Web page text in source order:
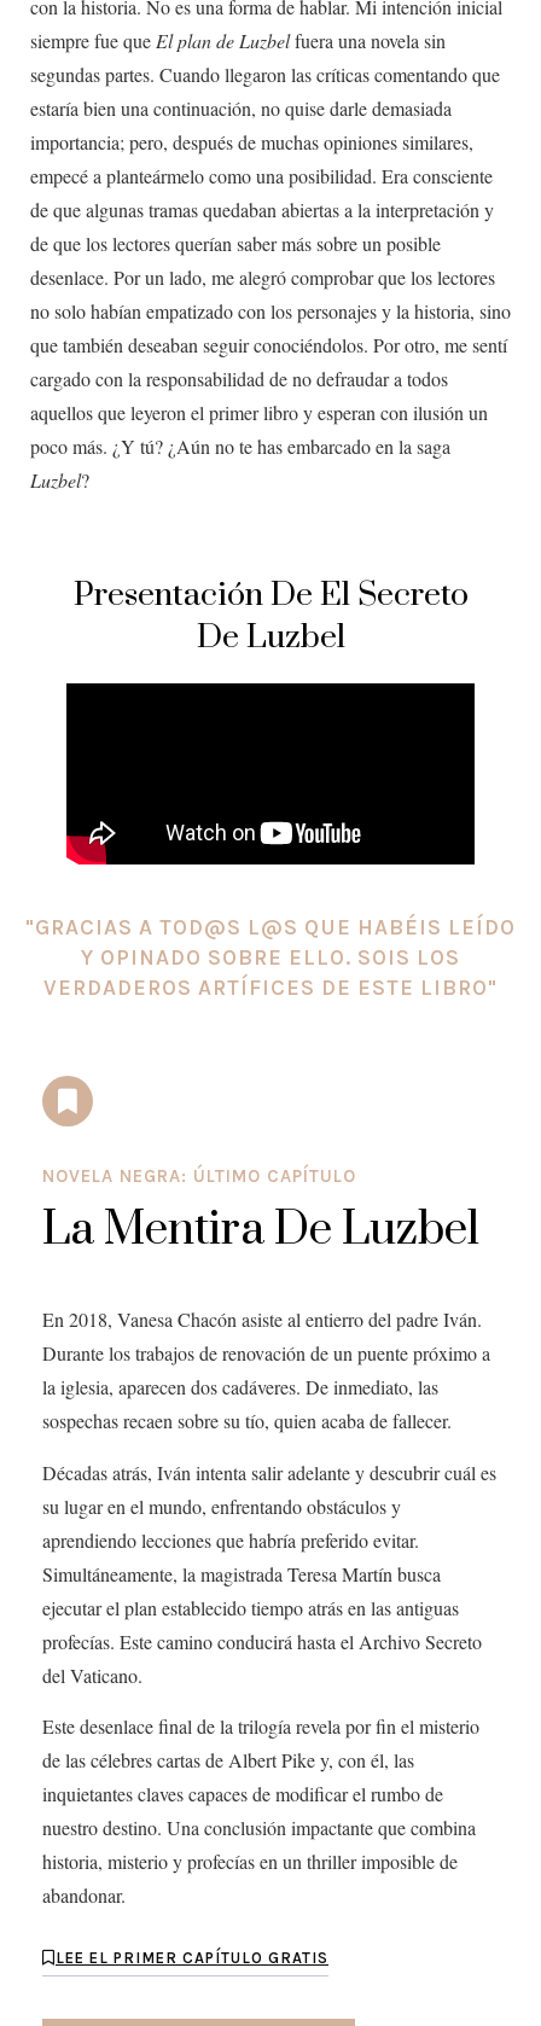
Presentación De El Secreto
De Luzbel
con la historia. No es una forma de hablar. Mi intención inicial
siempre fue que El plan de Luzbelfuera una novela sin
segundas partes. Cuando llegaron las críticas comentando que
estaría bien una continuación, no quise darle demasiada
importancia; pero, después de muchas opiniones similares,
empecé a planteármelo como una posibilidad. Era consciente
de que algunas tramas quedaban abiertas a la interpretación y
de que los lectores querían saber más sobre un posible
desenlace. Por un lado, me alegró comprobar que los lectores
no solo habían empatizado con los personajes y la historia, sino
que también deseaban seguir conociéndolos. Por otro, me sentí
cargado con la responsabilidad de no defraudar a todos
aquellos que leyeron el primer libro y esperan con ilusión un
poco más. ¿Y tú? ¿Aún no te has embarcado en la saga
Luzbel?
"GRACIAS A TOD@S L@S QUE HABÉIS LEÍDO
Y OPINADO SOBRE ELLO. SOIS LOS
VERDADEROS ARTÍFICES DE ESTE LIBRO"
NOVELA NEGRA: ÚLTIMO CAPÍTULO
La Mentira De Luzbel
En 2018, Vanesa Chacón asiste al entierro del padre Iván.
Durante los trabajos de renovación de un puente próximo a
la iglesia, aparecen dos cadáveres. De inmediato, las
sospechas recaen sobre su tío, quien acaba de fallecer.
Décadas atrás, Iván intenta salir adelante y descubrir cuál es
su lugar en el mundo, enfrentando obstáculos y
aprendiendo lecciones que habría preferido evitar.
Simultáneamente, la magistrada Teresa Martín busca
ejecutar el plan establecido tiempo atrás en las antiguas
profecías. Este camino conducirá hasta el Archivo Secreto
del Vaticano.
Este desenlace final de la trilogía revela por fin el misterio
de las célebres cartas de Albert Pike y, con él, las
inquietantes claves capaces de modificar el rumbo de
nuestro destino. Una conclusión impactante que combina
historia, misterio y profecías en un thriller imposible de
abandonar.
LEE EL PRIMER CAPÍTULO GRATIS